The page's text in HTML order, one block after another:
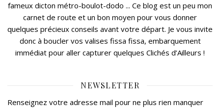
fameux dicton métro-boulot-dodo ... Ce blog est un peu mon
carnet de route et un bon moyen pour vous donner
quelques précieux conseils avant votre départ. Je vous invite
donc à boucler vos valises fissa fissa, embarquement
immédiat pour aller capturer quelques Clichés d’Ailleurs !
NEWSLETTER
Renseignez votre adresse mail pour ne plus rien manquer